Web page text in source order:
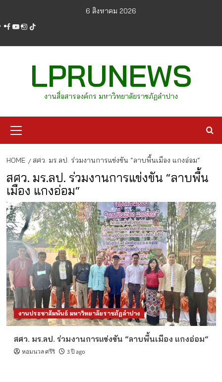
content
6 สิงหาคม 2026
facebook
youtube
instagram
tiktok
LPRUNEWS
งานสื่อสารองค์กร มหาวิทยาลัยราชภัฏลำปาง
Menu
HOME สศว. มร.ลป. ร่วมงานการแข่งขัน “ลาบพื้นเมือง แกงอ่อม“
สศว. มร.ลป. ร่วมงานการแข่งขัน “ลาบพื้น
เมือง แกงอ่อม“
งานประชาสัมพันธ์ มหาวิทยาลัยราชภัฏลำปาง
สศว. มร.ลป. ร่วมงานการแข่งขัน “ลาบพื้นเมือง แกงอ่อม“
หอมนวล ศรีริ 3 ปี ago